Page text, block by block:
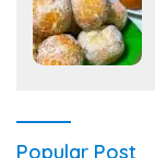
Popular Post